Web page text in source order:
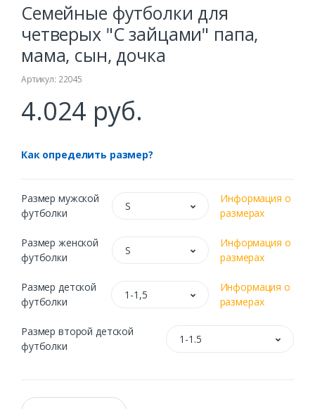
Семейные футболки для
четверых "С зайцами" папа,
мама, сын, дочка
Артикул: 22045
4.024 руб.
Как определить размер?
Размер мужской
футболки
S
Информация о
размерах
Размер женской
футболки
S
Информация о
размерах
Размер детской
футболки
1-1,5
Информация о
размерах
Размер второй детской
футболки
1-1.5